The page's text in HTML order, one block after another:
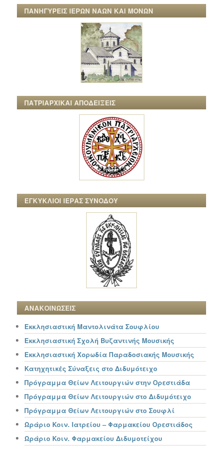
ΠΑΝΗΓΥΡΕΙΣ ΙΕΡΩΝ ΝΑΩΝ ΚΑΙ ΜΟΝΩΝ
ΠΑΤΡΙΑΡΧΙΚΑΙ ΑΠΟΔΕΙΞΕΙΣ
ΕΓΚΥΚΛΙΟΙ ΙΕΡΑΣ ΣΥΝΟΔΟΥ
ΑΝΑΚΟΙΝΩΣΕΙΣ
Εκκλησιαστική Μαντολινάτα Σουφλίου
Εκκλησιαστική Σχολή Βυζαντινής Μουσικής
Εκκλησιαστική Χορωδία Παραδοσιακής Μουσικής
Κατηχητικές Σύναξεις στο Διδυμότειχο
Πρόγραμμα Θείων Λειτουργιών στην Ορεστιάδα
Πρόγραμμα Θείων Λειτουργιών στο Διδυμότειχο
Πρόγραμμα Θείων Λειτουργιών στο Σουφλί
Ωράριο Κοιν. Ιατρείου – Φαρμακείου Ορεστιάδος
Ωράριο Κοιν. Φαρμακείου Διδυμοτείχου